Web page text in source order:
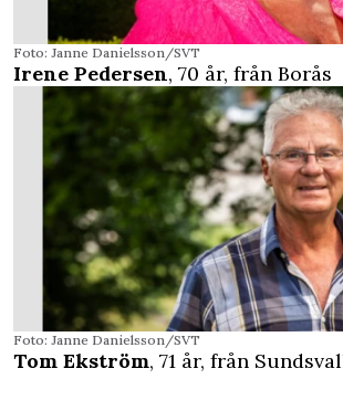
Foto: Janne Danielsson/SVT
Irene Pedersen, 70 år, från Borås
Foto: Janne Danielsson/SVT
Tom Ekström, 71 år, från